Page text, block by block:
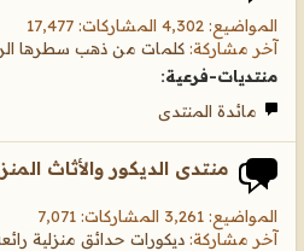
المواضيع: 4,302 المشاركات: 17,477
آخر مشاركة: كلمات من ذهب سطرها
منتديات-فرعية:
مائدة المنتدى
منتدى الديكور والأثاث
المواضيع: 3,261 المشاركات: 7,071
آخر مشاركة: ديكورات حدائق منزلية